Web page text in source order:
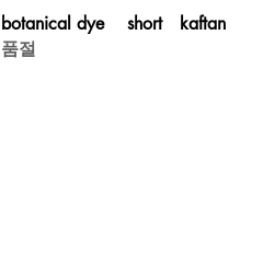
제품보기
botanical dye short kaftan
품절